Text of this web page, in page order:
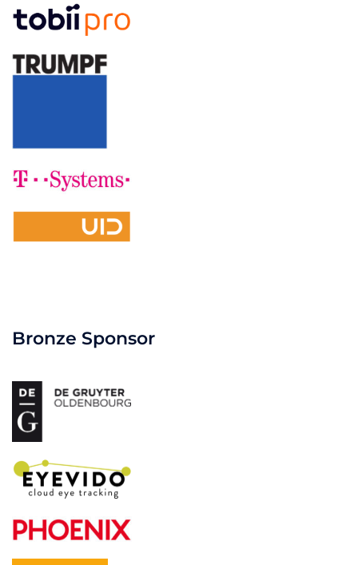
Bronze Sponsor